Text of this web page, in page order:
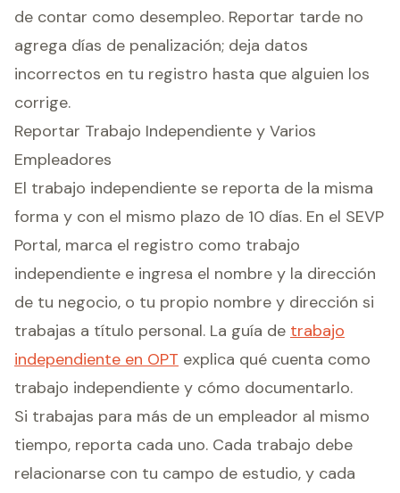
de contar como desempleo. Reportar tarde no
agrega días de penalización; deja datos
incorrectos en tu registro hasta que alguien los
corrige.
Reportar Trabajo Independiente y Varios
Empleadores
El trabajo independiente se reporta de la misma
forma y con el mismo plazo de 10 días. En el SEVP
Portal, marca el registro como trabajo
independiente e ingresa el nombre y la dirección
de tu negocio, o tu propio nombre y dirección si
trabajas a título personal. La guía de trabajo
independiente en OPT explica qué cuenta como
trabajo independiente y cómo documentarlo.
Si trabajas para más de un empleador al mismo
tiempo, reporta cada uno. Cada trabajo debe
relacionarse con tu campo de estudio, y cada